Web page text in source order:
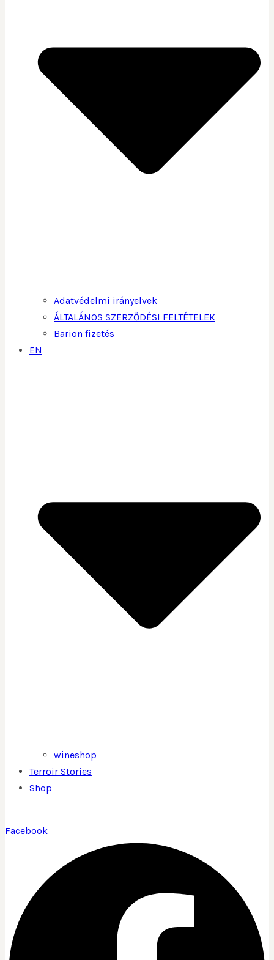
Adatvédelmi irányelvek
ÁLTALÁNOS SZERZŐDÉSI FELTÉTELEK
Barion fizetés
EN
wineshop
Terroir Stories
Shop
Facebook